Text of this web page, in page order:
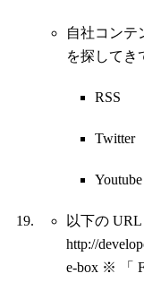
自社コンテ
を探してき
RSS
Twitter
以下の
http://
e-box ※ 「